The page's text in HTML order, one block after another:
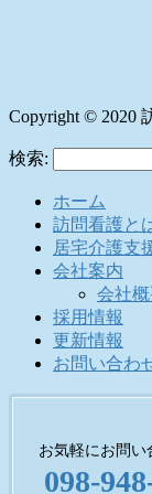
Copyright © 2020
検索:
ホーム
訪問看護と
居宅介護支
会社案内
会社
採用情報
更新情報
お問い合わ
お気軽にお問い
098-